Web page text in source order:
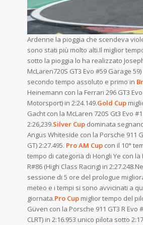
Ardenne la pioggia che scendeva
sono stati più molto alti.Il miglior
sotto la pioggia lo ha realizzato
McLaren720S GT3 Evo #59 Garage
secondo tempo assoluto e primo in
Heinemann con la Ferrari 296 GT3 Evo
Motorsport) in 2:24.149.Gold Cup
Gacht con la McLaren 720S Gt3 Evo
2:26,239.Silver Cup dominata
Angus Whiteside con la Porsche 911
GT) 2:27.495. Pro AM Cupcon il 10°
tempo di categoria di Hongli Ye con la
R#86 (High Class Racing) in
sessione di 5 ore del prologue
meteo e i tempi si sono avvicinati a
giornata.Pro Cupmiglior tempo del
Güven con la Porsche 911 GT3 R Evo
CLRT) in 2:16.953 unico pilota sotto